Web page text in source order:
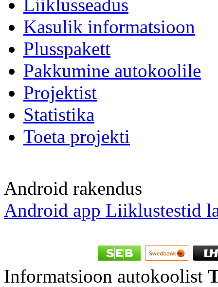
Liiklusseadus
Kasulik informatsioon
Plusspakett
Pakkumine autokoolile
Projektist
Statistika
Toeta projekti
Android rakendus
Android app Liiklustestid
Informatsioon autokoolist